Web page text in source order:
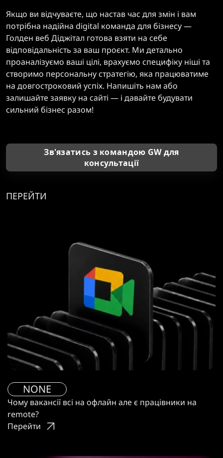
Якщо ви відчуваєте, що настав час для змін і вам
потрібна надійна digital команда для бізнесу —
Голден веб Діджітал готова взяти на себе
відповідальність за ваш проєкт. Ми детально
проаналізуємо ваші цілі, врахуємо специфіку ніші та
створимо персональну стратегію, яка працюватиме
на довгостроковий успіх. Напишіть нам або
залишайте заявку на сайті — і давайте будувати
сильний бізнес разом!
Зв'язатись з командою GW для
консультації
ПЕРЕЙТИ
NONE
Чому вакансії всі на офлайн але є працівники на
remote?
Перейти